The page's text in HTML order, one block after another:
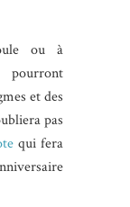
ou à
et des
pas
qui fera